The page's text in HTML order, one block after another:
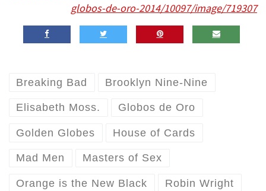
globos-de-oro-2014/10097/image/719307
Breaking Bad Brooklyn Nine-Nine
Elisabeth Moss. Globos de Oro
Golden Globes House of Cards
Mad Men Masters of Sex
Orange is the New Black Robin Wright